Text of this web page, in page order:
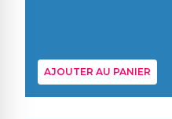
AJOUTER AU PANIER